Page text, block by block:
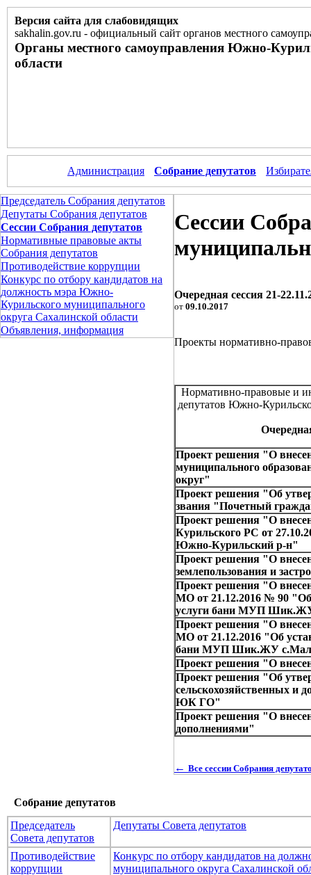
Версия сайта для слабовидящих
sakhalin.gov.ru - официальный сайт органов местного
Органы местного самоуправления Южно-
области
Администрация Собрание депутатов
Председатель Собрания депутатов
Депутаты Собрания депутатов
Сессии Собрания депутатов
Нормативные правовые акты
Собрания депутатов
Противодействие коррупции
Конкурс по отбору кандидатов на
должность мэра Южно-
Курильского муниципального
округа Сахалинской области
Объявления, информация
Сессии
Очередная сессия 21-
от 09.10.2017
Проекты нормативно-
Нормативно-правовые и
депутатов Южно-
Проект решения "О
муниципального
округ"
Проект решения "Об
звания "Почетный
Проект решения "О
Курильского РС от
Южно-Курильский р-н"
Проект решения "О
землепользования и
Проект решения "О
МО от 21.12.2016 № 90 "Об
услуги бани МУП Шик.ЖУ
Проект решения "О
МО от 21.12.2016 "Об
бани МУП Шик.ЖУ
Проект решения "О
Проект решения "Об
сельскохозяйственных
ЮК ГО"
Проект решения "О
дополнениями"
← Все сессии Собрания
Собрание депутатов
Председатель
Совета депутатов
Депутаты Совета депутатов
Противодействие
коррупции
Конкурс по отбору кандидатов на
муниципального округа Сахалинской